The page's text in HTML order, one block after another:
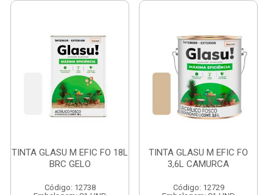
TINTA GLASU M EFIC FO 18L
BRC GELO
Código: 12738
TINTA GLASU M EFIC FO
3,6L CAMURCA
Código: 12729